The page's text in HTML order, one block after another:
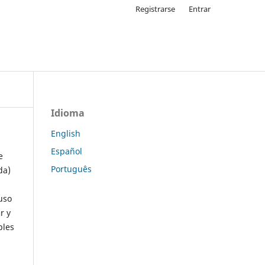
Registrarse Entrar
y
Idioma
English
Español
Português